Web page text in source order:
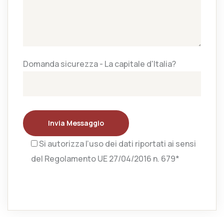
Domanda sicurezza - La capitale d'Italia?
Invia Messaggio
Si autorizza l’uso dei dati riportati ai sensi
del Regolamento UE 27/04/2016 n. 679*